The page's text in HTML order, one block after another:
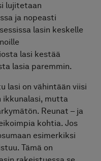
lujitetaan
ja nopeasti
lasin keskelle
lasi kestää
lasia paremmin.
lasi on vähintään viisi
ikkunalasi, mutta
Reunat – ja
kohtia. Jos
esimerkiksi
Tämä on